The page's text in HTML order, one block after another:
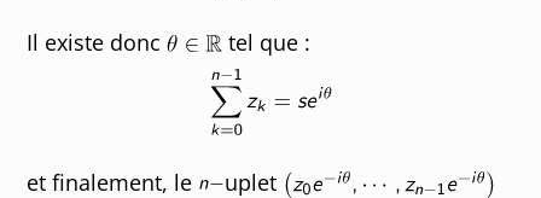
Il existe donc tel que :
et finalement, le
uplet